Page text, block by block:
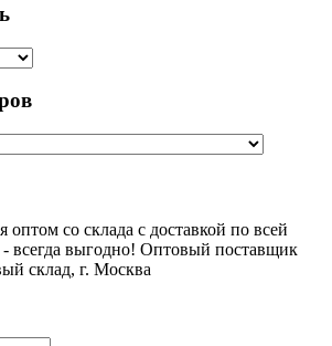
со склада с доставкой по всей
всегда выгодно! Оптовый поставщик
склад, г. Москва